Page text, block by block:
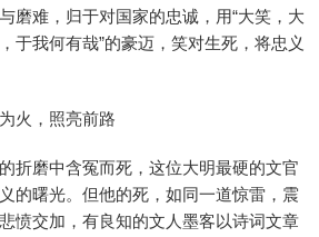
磨难，归于对国家的忠诚，用“大笑，大
于我何有哉”的豪迈，笑对生死，将忠义
火，照亮前路
折磨中含冤而死，这位大明最硬的文官
的曙光。但他的死，如同一道惊雷，震
愤交加，有良知的文人墨客以诗词文章